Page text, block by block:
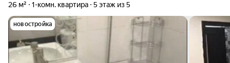
26 м² 1-комн. квартира 5 этаж из 5
новостройка